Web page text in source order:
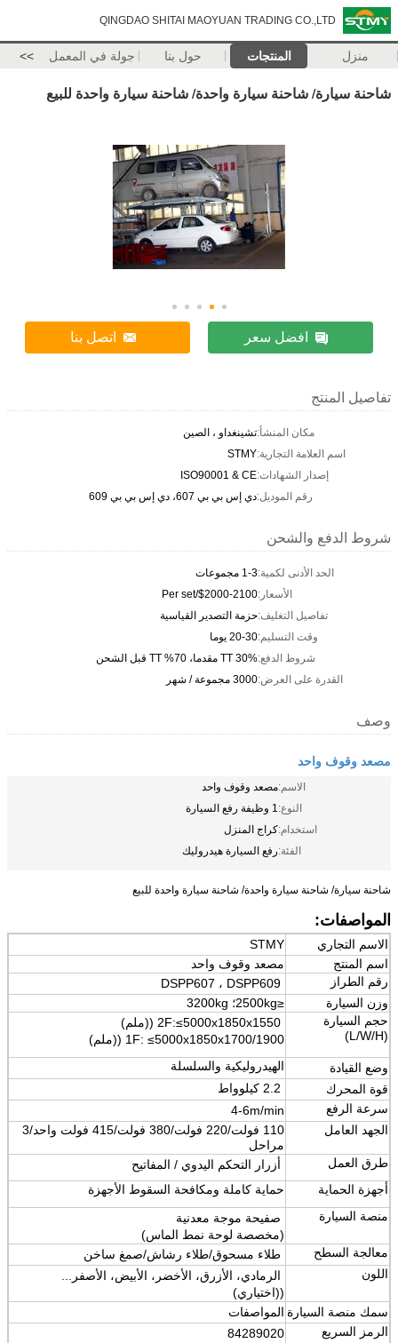
QINGDAO SHITAI MAOYUAN TRADING CO.,LTD
منزل المنتجات حول بنا جولة في المعمل >>
شاحنة سيارة/ شاحنة سيارة واحدة/ شاحنة سيارة واحدة للبيع
افضل سعر اتصل بنا
تفاصيل المنتج
مكان المنشأ:تشينغداو ، الصين
اسم العلامة التجارية:STMY
إصدار الشهادات:ISO90001 & CE
رقم الموديل:دي إس بي بي 607، دي إس بي بي 609
شروط الدفع والشحن
الحد الأدنى لكمية:1-3 مجموعات
الأسعار:$2000-2100/Per set
تفاصيل التغليف:حزمة التصدير القياسية
وقت التسليم:20-30 يوما
شروط الدفع:30% TT مقدما، 70% TT قبل الشحن
القدرة على العرض:3000 مجموعة / شهر
وصف
مصعد وقوف واحد
الاسم:مصعد وقوف واحد
النوع:1 وظيفة رفع السيارة
استخدام:كراج المنزل
الفئة:رفع السيارة هيدروليك
شاحنة سيارة/ شاحنة سيارة واحدة/ شاحنة سيارة واحدة للبيع
المواصفات:
الاسم التجاري
STMY
اسم المنتج
مصعد وقوف واحد
رقم الطراز
DSPP607 ، DSPP609
وزن السيارة
≤2500kg؛ 3200kg
حجم السيارة
(L/W/H)
2F:≤5000x1850x1550 ((ملم)
1F: ≤5000x1850x1700/1900 ((ملم)
وضع القيادة
الهيدروليكية والسلسلة
قوة المحرك
2.2 كيلوواط
سرعة الرفع
4-6m/min
الجهد العامل
110 فولت/220 فولت/380 فولت/415 فولت واحد/3
مراحل
طرق العمل
أزرار التحكم اليدوي / المفاتيح
أجهزة الحماية
حماية كاملة ومكافحة السقوط الأجهزة
منصة السيارة
صفيحة موجة معدنية
(مخصصة لوحة نمط الماس)
معالجة السطح
طلاء مسحوق/طلاء رشاش/صمغ ساخن
اللون
الرمادي، الأزرق، الأخضر، الأبيض، الأصفر...
((اختياري)
سمك منصة السيارة المواصفات
الرمز السريع
84289020